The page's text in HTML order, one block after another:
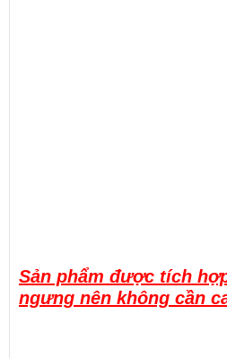
Sản phẩm được tích
ngưng nên không cần